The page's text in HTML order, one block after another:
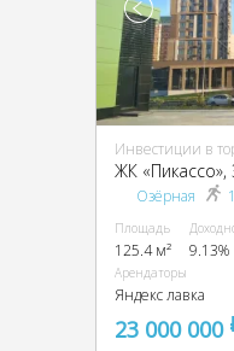
Инвестиции в
Озёрная
Площадь
125.4 м² 9.13%
Арендаторы
Яндекс лавка
23 000 000